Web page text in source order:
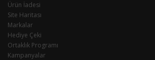
Ürün İadesi
Site Haritası
Markalar
Hediye Çeki
Ortaklık Programı
Kampanyalar